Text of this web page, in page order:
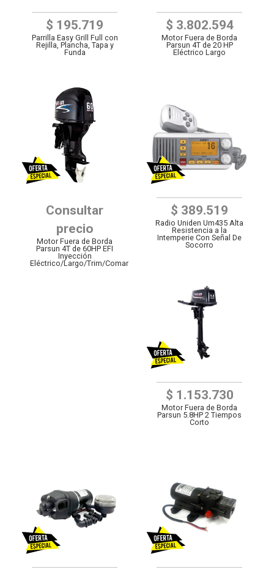
$ 195.719
Parrilla Easy Grill Full con
Rejilla, Plancha, Tapa y
Funda
$ 3.802.594
Motor Fuera de Borda
Parsun 4T de 20 HP
Eléctrico Largo
Consultar
precio
Motor Fuera de Borda
Parsun 4T de 60HP EFI
Inyección
Eléctrico/Largo/Trim/Comandos
$ 389.519
Radio Uniden Um435 Alta
Resistencia a la
Intemperie Con Señal De
Socorro
$ 1.153.730
Motor Fuera de Borda
Parsun 5.8HP 2 Tiempos
Corto